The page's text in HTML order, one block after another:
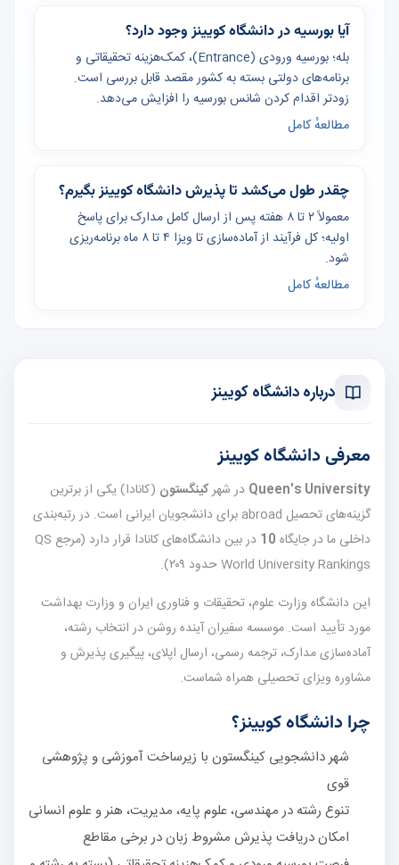
آیا بورسیه در دانشگاه کویینز وجود دارد؟
بله؛ بورسیه ورودی (Entrance)، کمک‌هزینه تحقیقاتی و
برنامه‌های دولتی بسته به کشور مقصد قابل بررسی است.
زودتر اقدام کردن شانس بورسیه را افزایش می‌دهد.
مطالعهٔ کامل
چقدر طول می‌کشد تا پذیرش دانشگاه کویینز بگیرم؟
معمولاً ۲ تا ۸ هفته پس از ارسال کامل مدارک برای پاسخ
اولیه؛ کل فرآیند از آماده‌سازی تا ویزا ۴ تا ۸ ماه برنامه‌ریزی
شود.
مطالعهٔ کامل
درباره دانشگاه کویینز
معرفی دانشگاه کویینز
Queen's University در شهرکینگستون (کانادا) یکی از برترین
گزینه‌های تحصیل abroad برای دانشجویان ایرانی است. در رتبه‌بندی
داخلی ما در جایگاه 10
در بین دانشگاه‌های کانادا قرار دارد (مرجع QS
World University Rankings حدود ۲۰۹).
این دانشگاه وزارت علوم، تحقیقات و فناوری ایران و وزارت بهداشت
مورد تأیید است. موسسه سفیران آینده روشن در انتخاب رشته،
آماده‌سازی مدارک، ترجمه رسمی، ارسال اپلای، پیگیری پذیرش و
مشاوره ویزای تحصیلی همراه شماست.
چرا دانشگاه کویینز؟
شهر دانشجویی کینگستون با زیرساخت آموزشی و پژوهشی
قوی
تنوع رشته در مهندسی، علوم پایه، مدیریت، هنر و علوم انسانی
امکان دریافت پذیرش مشروط زبان در برخی مقاطع